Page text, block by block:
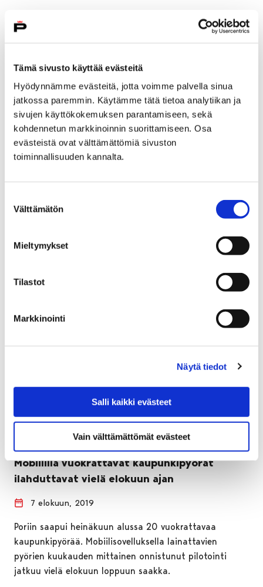
Tämä sivusto käyttää evästeitä
Hyödynnämme evästeitä, jotta voimme palvella sinua
jatkossa paremmin. Käytämme tätä tietoa analytiikan ja
sivujen käyttökokemuksen parantamiseen, sekä
kohdennetun markkinoinnin suorittamiseen. Osa
evästeistä ovat välttämättömiä sivuston
toiminnallisuuden kannalta.
valinta
Välttämätön
Mieltymykset
Tilastot
Markkinointi
Näytä tiedot
Salli kaikki evästeet
Vain välttämättömät evästeet
Melo Kokemäenjoessa kuutamolla
8 elokuun, 2019
perjantaina 16. elokuuta öiselle joelle.
Mobiililla vuokrattavat kaupunkipyörät
ilahduttavat vielä elokuun ajan
7 elokuun, 2019
Poriin saapui heinäkuun alussa 20 vuokrattavaa
kaupunkipyörää. Mobiilisovelluksella lainattavien
pyörien kuukauden mittainen onnistunut pilotointi
jatkuu vielä elokuun loppuun saakka.